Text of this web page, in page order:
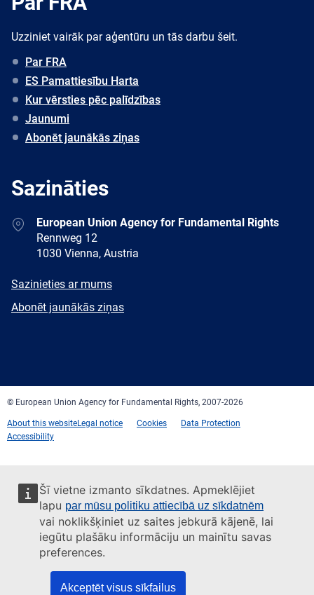
Šī vietne izmanto sīkdatnes. Apmeklējiet
lapu par mūsu politiku attiecībā uz sīkdatnēm
vai noklikšķiniet uz saites jebkurā kājenē, lai
iegūtu plašāku informāciju un mainītu savas
preferences.
Akceptēt visus sīkfailus
Uzziniet vairāk par aģentūru un tās darbu šeit.
Par FRA
ES Pamattiesību Harta
Kur vērsties pēc palīdzības
Jaunumi
Abonēt jaunākās ziņas
Sazināties
AddressEuropean Union Agency for Fundamental Rights
Rennweg 12
1030 Vienna, Austria
E-
Sazinieties ar mums
Newsletter
Abonēt jaunākās ziņas
© European Union Agency for Fundamental Rights, 2007-2026
About this websiteLegal notice Cookies
Data Protection
Accessibility